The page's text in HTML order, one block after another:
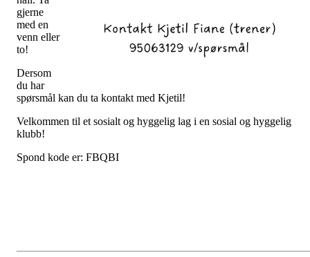
gjerne
med en
venn eller
to!
Dersom
du har
spørsmål kan du ta kontakt med Kjetil!
Velkommen til et sosialt og hyggelig lag i en sosial og hyggelig
klubb!
Spond kode er: FBQBI